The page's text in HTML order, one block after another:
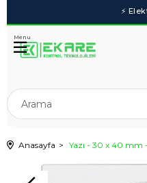
Menu
Anasayfa Yazı - 30 x 40 mm